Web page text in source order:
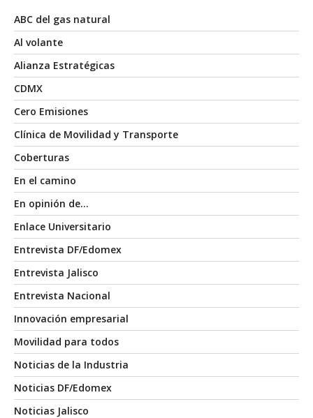
ABC del gas natural
Al volante
Alianza Estratégicas
CDMX
Cero Emisiones
Clínica de Movilidad y Transporte
Coberturas
En el camino
En opinión de…
Enlace Universitario
Entrevista DF/Edomex
Entrevista Jalisco
Entrevista Nacional
Innovación empresarial
Movilidad para todos
Noticias de la Industria
Noticias DF/Edomex
Noticias Jalisco